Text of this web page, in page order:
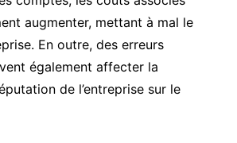
augmenter, mettant à mal le
En outre, des erreurs
également affecter la
de l’entreprise sur le